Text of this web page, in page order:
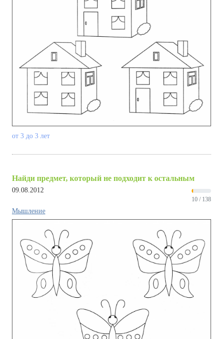
от 3 до 3 лет
Найди предмет, который не подходит к остальным
09.08.2012
10 / 138
Мышление